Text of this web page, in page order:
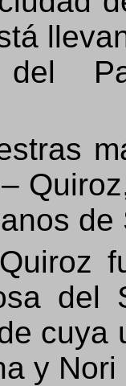
de
del
y